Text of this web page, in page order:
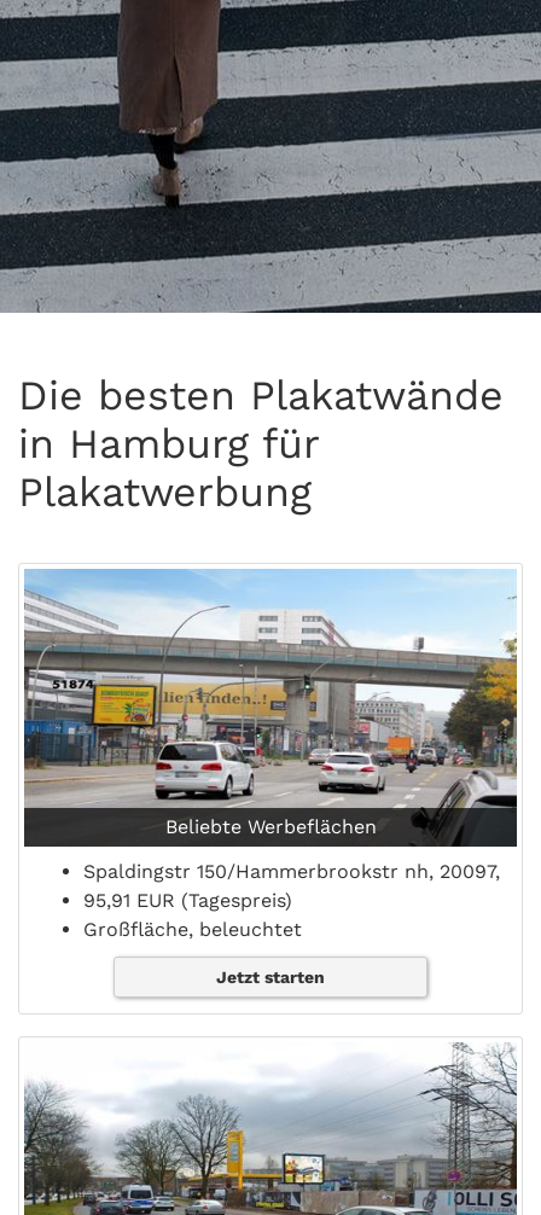
Die besten Plakatwände
in Hamburg für
Plakatwerbung
Beliebte Werbeflächen
Spaldingstr 150/Hammerbrookstr nh, 20097,
95,91 EUR (Tagespreis)
Großfläche, beleuchtet
Jetzt starten